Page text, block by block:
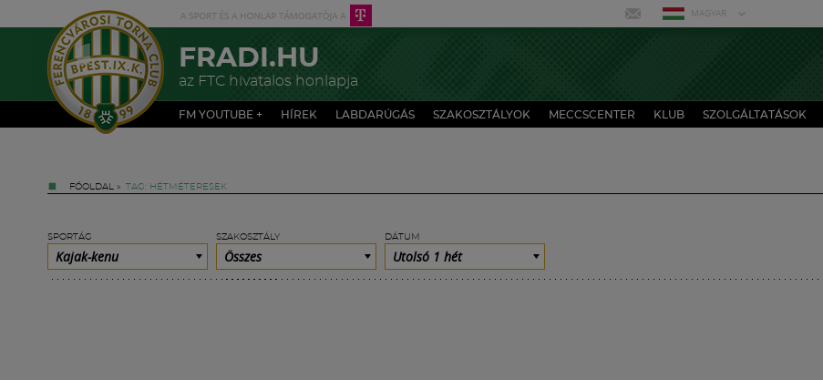
MAGYAR
FRADI.HU
az FTC hivatalos honlapja
FM YOUTUBE + HÍREK LABDARÚGÁS SZAKOSZTÁLYOK MECCSCENTER KLUB SZOLGÁLTATÁSOK
FŐOLDAL » TAG: HÉTMÉTERESEK
SPORTÁG
Kajak-kenu
SZAKOSZTÁLY
Összes
DÁTUM
Utolsó 1 hét